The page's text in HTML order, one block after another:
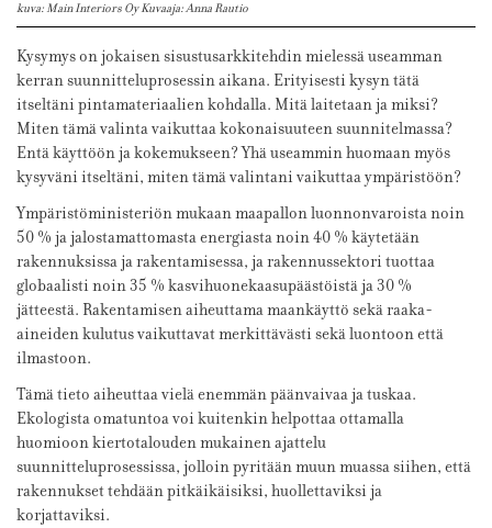
kuva: Main Interiors Oy Kuvaaja: Anna Rautio
Kysymys on jokaisen sisustusarkkitehdin mielessä useamman
kerran suunnitteluprosessin aikana. Erityisesti kysyn tätä
itseltäni pintamateriaalien kohdalla. Mitä laitetaan ja miksi?
Miten tämä valinta vaikuttaa kokonaisuuteen suunnitelmassa?
Entä käyttöön ja kokemukseen? Yhä useammin huomaan myös
kysyväni itseltäni, miten tämä valintani vaikuttaa ympäristöön?
Ympäristöministeriön mukaan maapallon luonnonvaroista noin
50 % ja jalostamattomasta energiasta noin 40 % käytetään
rakennuksissa ja rakentamisessa, ja rakennussektori tuottaa
globaalisti noin 35 % kasvihuonekaasupäästöistä ja 30 %
jätteestä. Rakentamisen aiheuttama maankäyttö sekä raaka-
aineiden kulutus vaikuttavat merkittävästi sekä luontoon että
ilmastoon.
Tämä tieto aiheuttaa vielä enemmän päänvaivaa ja tuskaa.
Ekologista omatuntoa voi kuitenkin helpottaa ottamalla
huomioon kiertotalouden mukainen ajattelu
suunnitteluprosessissa, jolloin pyritään muun muassa siihen, että
rakennukset tehdään pitkäikäisiksi, huollettaviksi ja
korjattaviksi.